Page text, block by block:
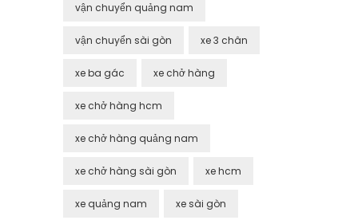
vận chuyển quảng nam
vận chuyển sài gòn xe 3 chân
xe ba gác xe chở hàng
xe chở hàng hcm
xe chở hàng quảng nam
xe chở hàng sài gòn xe hcm
xe quảng nam xe sài gòn